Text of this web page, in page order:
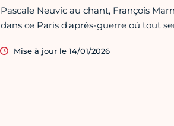
Pascale Neuvic au chant, François
dans ce Paris d'après-guerre où tout
Mise à jour le 14/01/2026